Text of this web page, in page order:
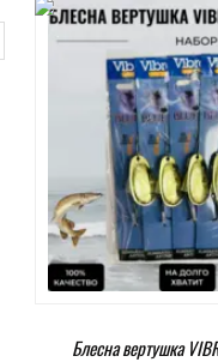
Блесна вертушка